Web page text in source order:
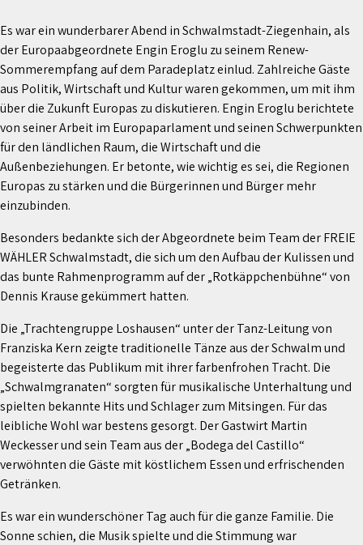
Es war ein wunderbarer Abend in Schwalmstadt-Ziegenhain, als
der Europaabgeordnete Engin Eroglu zu seinem Renew-
Sommerempfang auf dem Paradeplatz einlud. Zahlreiche Gäste
aus Politik, Wirtschaft und Kultur waren gekommen, um mit ihm
über die Zukunft Europas zu diskutieren. Engin Eroglu berichtete
von seiner Arbeit im Europaparlament und seinen Schwerpunkten
für den ländlichen Raum, die Wirtschaft und die
Außenbeziehungen. Er betonte, wie wichtig es sei, die Regionen
Europas zu stärken und die Bürgerinnen und Bürger mehr
einzubinden.
Besonders bedankte sich der Abgeordnete beim Team der FREIE
WÄHLER Schwalmstadt, die sich um den Aufbau der Kulissen und
das bunte Rahmenprogramm auf der „Rotkäppchenbühne“ von
Dennis Krause gekümmert hatten.
Die „Trachtengruppe Loshausen“ unter der Tanz-Leitung von
Franziska Kern zeigte traditionelle Tänze aus der Schwalm und
begeisterte das Publikum mit ihrer farbenfrohen Tracht. Die
„Schwalmgranaten“ sorgten für musikalische Unterhaltung und
spielten bekannte Hits und Schlager zum Mitsingen. Für das
leibliche Wohl war bestens gesorgt. Der Gastwirt Martin
Weckesser und sein Team aus der „Bodega del Castillo“
verwöhnten die Gäste mit köstlichem Essen und erfrischenden
Getränken.
Es war ein wunderschöner Tag auch für die ganze Familie. Die
Sonne schien, die Musik spielte und die Stimmung war